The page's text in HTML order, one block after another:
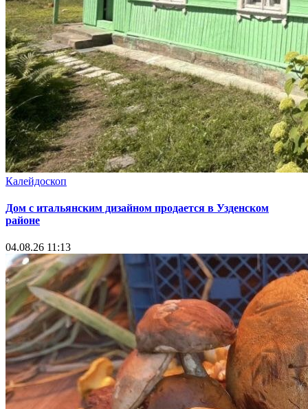
Калейдоскоп
Дом с итальянским дизайном продается в Узденском
районе
04.08.26 11:13